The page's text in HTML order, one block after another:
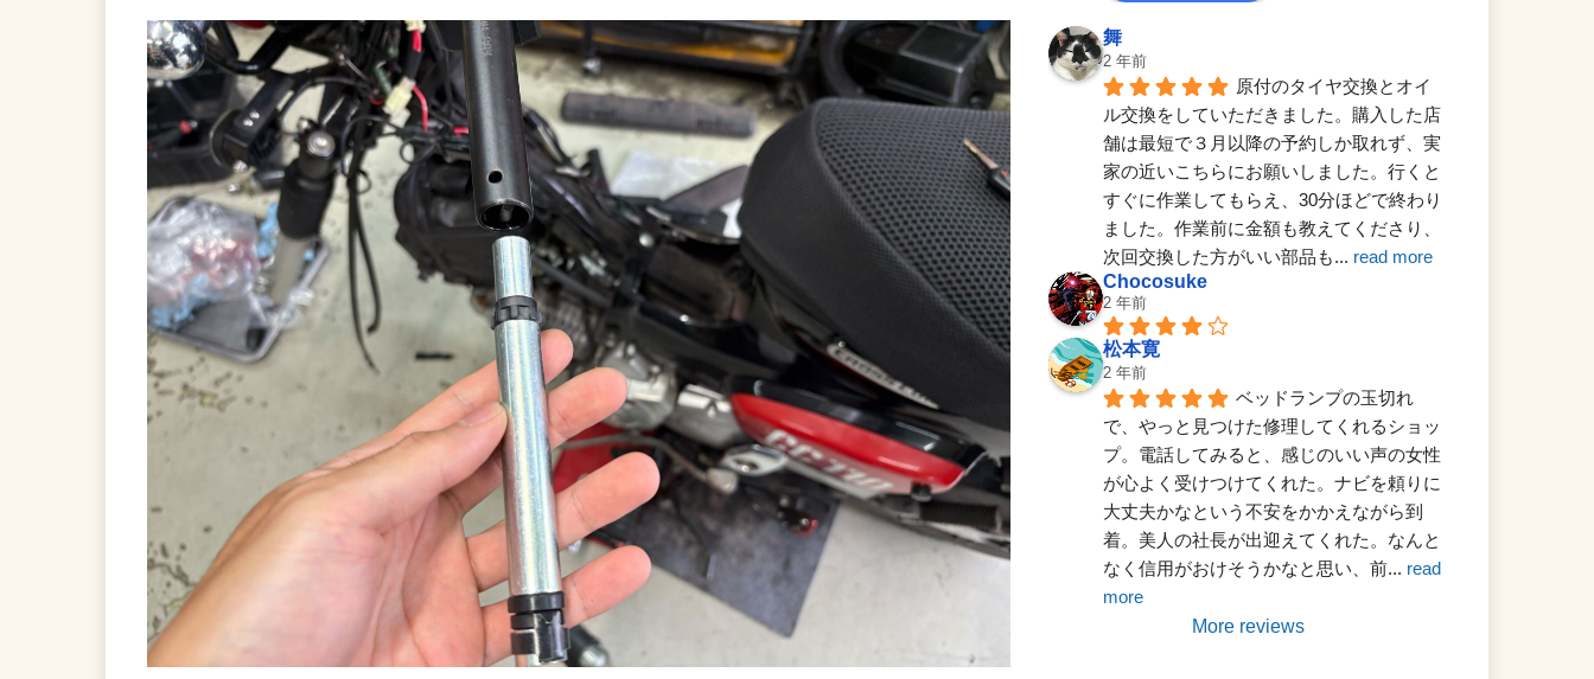
舞
2 年前
原付のタイヤ交換とオイ
ル交換をしていただきました。購入した店
舗は最短で３月以降の予約しか取れず、実
家の近いこちらにお願いしました。行くと
すぐに作業してもらえ、30分ほどで終わり
ました。作業前に金額も教えてくださり、
次回交換した方がいい部品も... read more
Chocosuke
2 年前
松本寛
2 年前
ベッドランプの玉切れ
で、やっと見つけた修理してくれるショッ
プ。電話してみると、感じのいい声の女性
が心よく受けつけてくれた。ナビを頼りに
大丈夫かなという不安をかかえながら到
着。美人の社長が出迎えてくれた。なんと
なく信用がおけそうかなと思い、前... read
more
More reviews